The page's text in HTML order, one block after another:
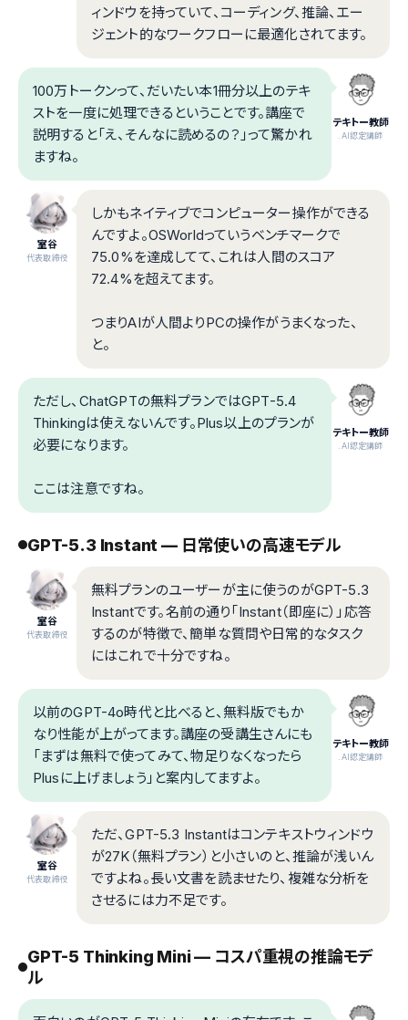
ィンドウを持っていて、コーディング、推論、エー
ジェント的なワークフローに最適化されてます。
テキトー教師
.AI認定講師
100万トークンって、だいたい本1冊分以上のテキ
ストを一度に処理できるということです。講座で
説明すると「え、そんなに読めるの？」って驚かれ
ますね。
室谷
代表取締役
しかもネイティブでコンピューター操作ができる
んですよ。OSWorldっていうベンチマークで
75.0%を達成してて、これは人間のスコア
72.4%を超えてます。
つまりAIが人間よりPCの操作がうまくなった、
と。
テキトー教師
.AI認定講師
ただし、ChatGPTの無料プランではGPT-5.4
Thinkingは使えないんです。Plus以上のプランが
必要になります。
ここは注意ですね。
GPT-5.3 Instant — 日常使いの高速モデル
室谷
代表取締役
無料プランのユーザーが主に使うのがGPT-5.3
Instantです。名前の通り「Instant（即座に）」応答
するのが特徴で、簡単な質問や日常的なタスク
にはこれで十分ですね。
テキトー教師
.AI認定講師
以前のGPT-4o時代と比べると、無料版でもか
なり性能が上がってます。講座の受講生さんにも
「まずは無料で使ってみて、物足りなくなったら
Plusに上げましょう」と案内してますよ。
室谷
代表取締役
ただ、GPT-5.3 Instantはコンテキストウィンドウ
が27K（無料プラン）と小さいのと、推論が浅いん
ですよね。長い文書を読ませたり、複雑な分析を
させるには力不足です。
GPT-5 Thinking Mini — コスパ重視の推論モデ
ル